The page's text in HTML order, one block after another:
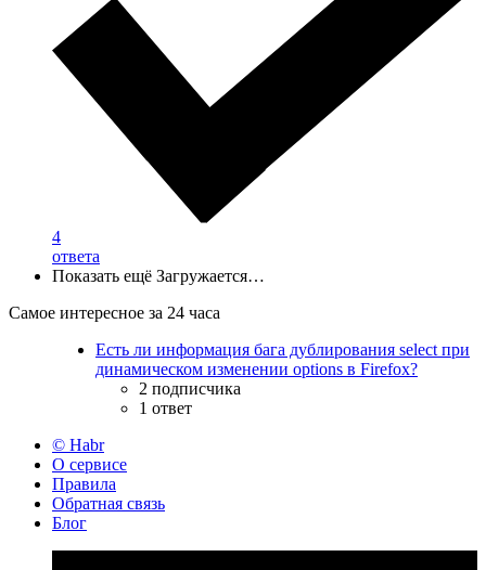
4
ответа
Показать ещё Загружается…
Самое интересное за 24 часа
Есть ли информация бага дублирования select при
динамическом изменении options в Firefox?
2 подписчика
1 ответ
© Habr
О сервисе
Правила
Обратная связь
Блог